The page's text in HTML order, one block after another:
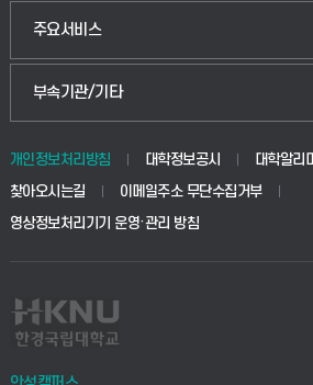
생명공학부
사회안전시스템공학부
산업대학원
공공정책대학원
교육대학원
주요서비스
입학안내
웹메일
학사시스템(전문학사 및 전공심화)
사이버캠퍼스(전문학사 및 전공심화)
시설바로처리서비스
부속기관/기타
중앙도서관
학생생활관(안성)
산학협력단
취업지원센터
개인정보처리방침 대학정보공시 대학알리미
찾아오시는길
이메일주소 무단수집거부
영상정보처리기기 운영·관리 방침